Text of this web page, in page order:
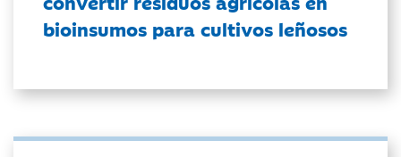
bioinsumos para cultivos leñosos